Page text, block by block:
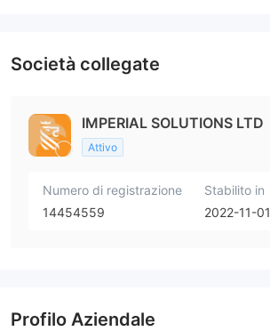
Società collegate
IMPERIAL SOLUTIONS LTD
Attivo
Numero di registrazione
14454559
Stabilito in
2022-11-01
Profilo Aziendale